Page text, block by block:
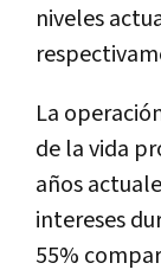
niveles
La
de la vida
años
intereses
55%